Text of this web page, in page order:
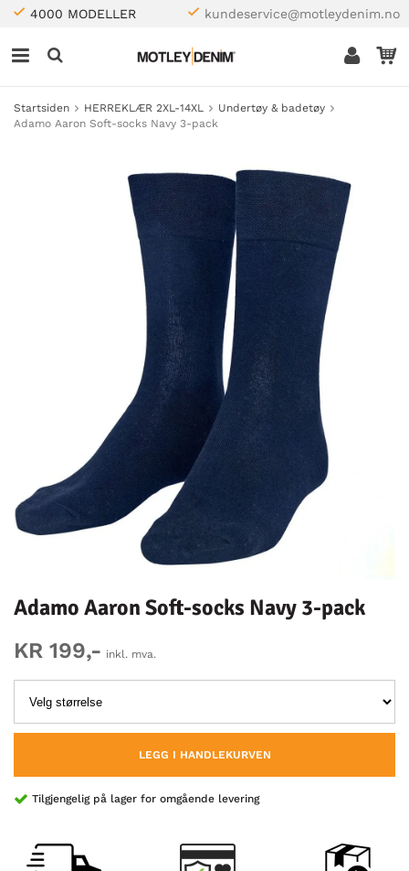
4000 MODELLER kundeservice@motleydenim.no
Startsiden HERREKLÆR 2XL-14XL
Undertøy & badetøy
Adamo Aaron Soft-socks Navy 3-pack
Adamo Aaron Soft-socks Navy 3-pack
KR 199,- inkl. mva.
LEGG I HANDLEKURVEN
Tilgjengelig på lager for omgående levering